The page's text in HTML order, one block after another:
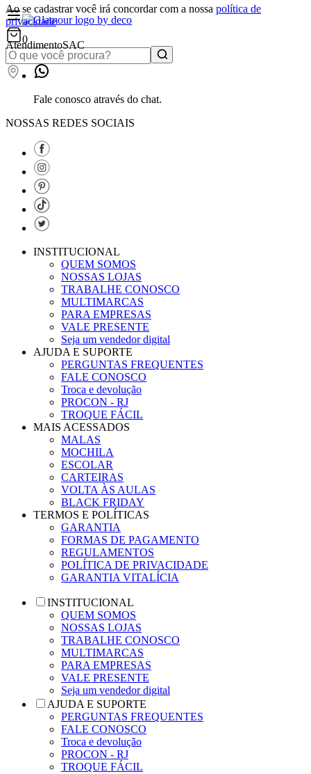
0
Ao se cadastrar você irá concordar com a nossa política de
privacidade
AtendimentoSAC
Fale conosco através do chat.
NOSSAS REDES SOCIAIS
INSTITUCIONAL
QUEM SOMOS
NOSSAS LOJAS
TRABALHE CONOSCO
MULTIMARCAS
PARA EMPRESAS
VALE PRESENTE
Seja um vendedor digital
AJUDA E SUPORTE
PERGUNTAS FREQUENTES
FALE CONOSCO
Troca e devolução
PROCON - RJ
TROQUE FÁCIL
MAIS ACESSADOS
MALAS
MOCHILA
ESCOLAR
CARTEIRAS
VOLTA ÀS AULAS
BLACK FRIDAY
TERMOS E POLÍTICAS
GARANTIA
FORMAS DE PAGAMENTO
REGULAMENTOS
POLÍTICA DE PRIVACIDADE
GARANTIA VITALÍCIA
INSTITUCIONAL
QUEM SOMOS
NOSSAS LOJAS
TRABALHE CONOSCO
MULTIMARCAS
PARA EMPRESAS
VALE PRESENTE
Seja um vendedor digital
AJUDA E SUPORTE
PERGUNTAS FREQUENTES
FALE CONOSCO
Troca e devolução
PROCON - RJ
TROQUE FÁCIL